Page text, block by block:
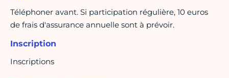
Téléphoner avant. Si participation régulière, 10 euros
de frais d'assurance annuelle sont à prévoir.
Inscription
Inscriptions